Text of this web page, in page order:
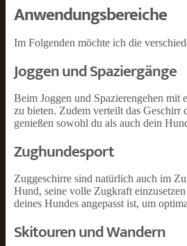
Anwendungsbereiche
Im Folgenden möchte ich die
Joggen und Spaziergänge
Beim Joggen und Spazierengehen
zu bieten. Zudem verteilt das
genießen sowohl du als auch dein
Zughundesport
Zuggeschirre sind natürlich auch im
Hund, seine volle Zugkraft
deines Hundes angepasst ist, um
Skitouren und Wandern